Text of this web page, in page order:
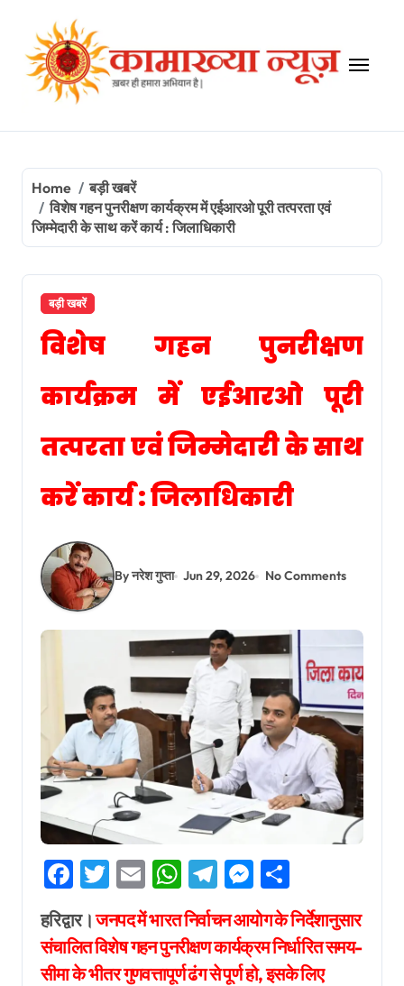
content
Home
बड़ी खबरें
विशेष गहन पुनरीक्षण कार्यक्रम में एईआरओ पूरी तत्परता एवं
जिम्मेदारी के साथ करें कार्य : जिलाधिकारी
बड़ी खबरें
विशेष गहन पुनरीक्षण
कार्यक्रम में एईआरओ पूरी
तत्परता एवं जिम्मेदारी के साथ
करें कार्य : जिलाधिकारी
By नरेश गुप्ता Jun 29, 2026 No Comments
Facebook
Twitter
EmailWhatsApp
Telegram
Messenger
हरिद्वार।जनपद में भारत निर्वाचन आयोग के निर्देशानुसार
संचालित विशेष गहन पुनरीक्षण कार्यक्रम निर्धारित समय-
सीमा के भीतर गुणवत्तापूर्ण ढंग से पूर्ण हो, इसके लिए